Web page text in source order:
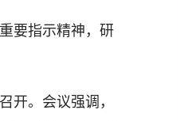
要指示精神，研
。会议强调，